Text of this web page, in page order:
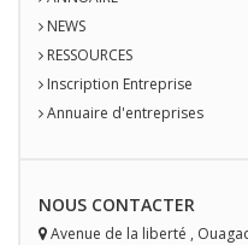
NEWS
RESSOURCES
Inscription Entreprise
Annuaire d'entreprises
NOUS CONTACTER
Avenue de la liberté ,